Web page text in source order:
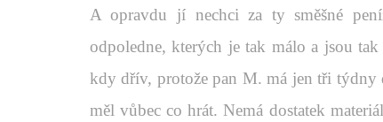
A opravdu jí nechci za ty směšné
odpoledne, kterých je tak málo a jsou
kdy dřív, protože pan M. má jen tři týdny
měl vůbec co hrát. Nemá dostatek